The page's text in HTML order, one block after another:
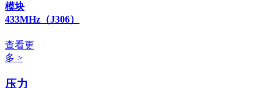
模块
433MHz（J306）
查看更
多 >
压力